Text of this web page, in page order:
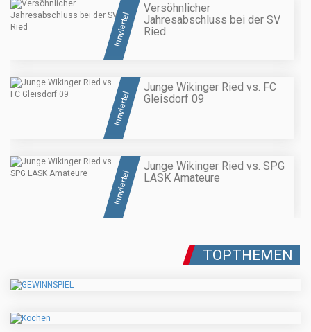
Innviertel
Versöhnlicher
Jahresabschluss bei der SV
Ried
Innviertel
Junge Wikinger Ried vs. FC
Gleisdorf 09
Innviertel
Junge Wikinger Ried vs. SPG
LASK Amateure
TOPTHEMEN